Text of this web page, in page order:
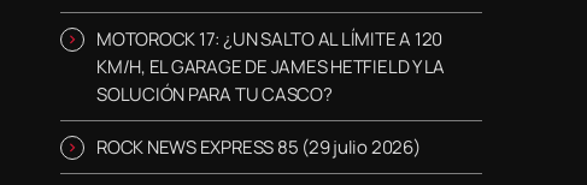
MOTOROCK 17: ¿UN SALTO AL LÍMITE A 120
KM/H, EL GARAGE DE JAMES HETFIELD Y LA
SOLUCIÓN PARA TU CASCO?
ROCK NEWS EXPRESS 85 (29 julio 2026)